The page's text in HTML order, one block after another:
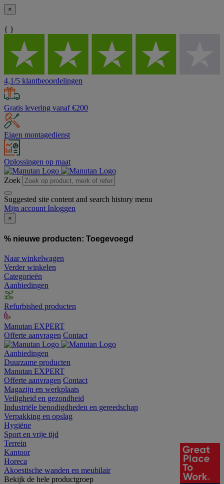
×
{ }
4,1/5 klantbeoordelingen
Gratis levering vanaf €200
Eigen montagedienst
Oplossingen op maat
Zoek
Suggested site content and search history menu
Mijn account Inloggen
×
% nieuwe producten: Toegevoegd
Naar winkelwagen
Verder winkelen
Categorieën
Aanbiedingen
Refurbished producten
Manutan EXPERT
Offerte aanvragen Contact
Aanbiedingen
Duurzame producten
Manutan EXPERT
Offerte aanvragen Contact
Magazijn en werkplaats
Veiligheid en gezondheid
Industriële benodigdheden en gereedschap
Verpakking en opslag
Hygiëne
Sport en vrije tijd
Terrein
Kantoor
Horeca
Akoestische wanden en meubilair
Bekijk de hele productgroep